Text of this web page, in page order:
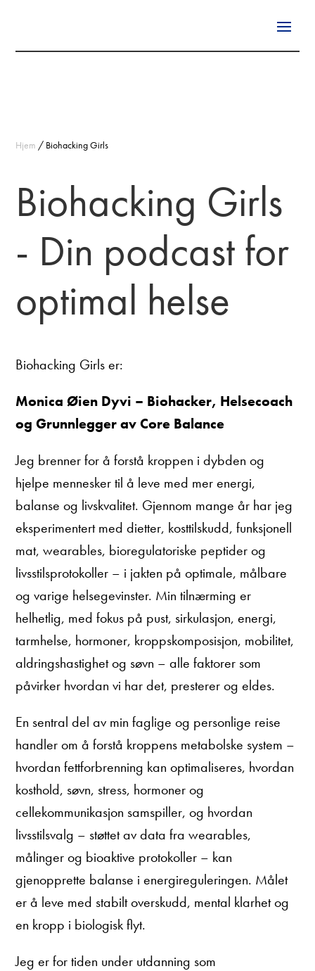
Hjem / Biohacking Girls
Biohacking Girls
- Din podcast for
optimal helse
Biohacking Girls er:
Monica Øien Dyvi – Biohacker, Helsecoach
og Grunnlegger av Core Balance
Jeg brenner for å forstå kroppen i dybden og
hjelpe mennesker til å leve med mer energi,
balanse og livskvalitet. Gjennom mange år har jeg
eksperimentert med dietter, kosttilskudd, funksjonell
mat, wearables, bioregulatoriske peptider og
livsstilsprotokoller – i jakten på optimale, målbare
og varige helsegevinster. Min tilnærming er
helhetlig, med fokus på pust, sirkulasjon, energi,
tarmhelse, hormoner, kroppskomposisjon, mobilitet,
aldringshastighet og søvn – alle faktorer som
påvirker hvordan vi har det, presterer og eldes.
En sentral del av min faglige og personlige reise
handler om å forstå kroppens metabolske system –
hvordan fettforbrenning kan optimaliseres, hvordan
kosthold, søvn, stress, hormoner og
cellekommunikasjon samspiller, og hvordan
livsstilsvalg – støttet av data fra wearables,
målinger og bioaktive protokoller – kan
gjenopprette balanse i energireguleringen. Målet
er å leve med stabilt overskudd, mental klarhet og
en kropp i biologisk flyt.
Jeg er for tiden under utdanning som